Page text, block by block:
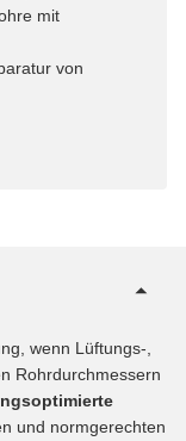
mit
von
wenn Lüftungs-,
Rohrdurchmessern
und normgerechten